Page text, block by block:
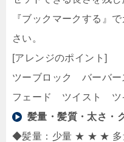
『ブックマークする』
さい。
[アレンジのポイント]
ツーブロック バーバ
フェード ツイスト ツ
髪量・髪質・太さ・
◆髪量：少量 ★ ★ ★ 多